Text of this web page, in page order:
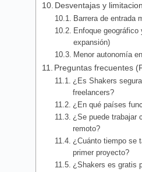
Desventajas y
Barrera de entrada
Enfoque
expansión)
Menor autonomía
Preguntas frecuentes
¿Es Shakers
freelancers?
¿En qué países
¿Se puede trabajar
remoto?
¿Cuánto tiempo se
primer proyecto?
¿Shakers es gratis